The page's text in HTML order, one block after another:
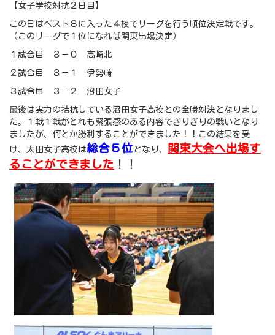
【女子学校対抗２日目】
この日はベスト８に入った４校でリーグを行う順位決定戦です。
（このリーグで１位になれば関東出場決定）
１試合目 ３－０ 高崎北
２試合目 ３－１ 伊勢崎
３試合目 ３－２ 沼田女子
最後は実力の拮抗している沼田女子高校との全勝対決となりまし
た。１戦１戦がどれも緊張感のある内容でぎりぎりの戦いとなり
ましたが、何とか勝利することができました！！この結果を受
け、太田女子高校は総合５位 となり、
関東大会へ出場す
ることができました ！！